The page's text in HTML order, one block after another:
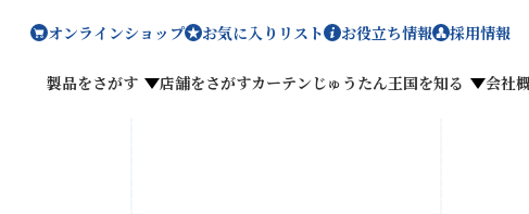
オンラインショップ お気に入りリスト お役立ち情報 採用情報
製品をさがす 店舗をさがすカーテンじゅうたん王国を知る 会社